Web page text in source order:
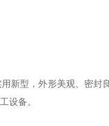
新型，外形美观、密封
设备。